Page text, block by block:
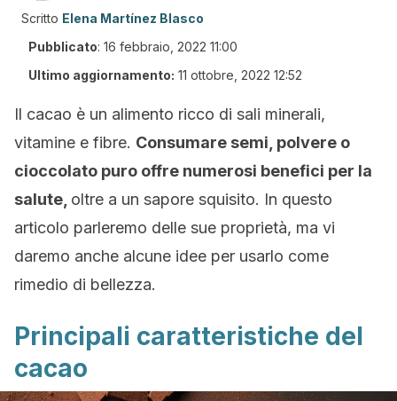
Scritto Elena Martínez Blasco
Pubblicato: 16 febbraio, 2022 11:00
Ultimo aggiornamento: 11 ottobre, 2022 12:52
Il cacao è un alimento ricco di sali minerali,
vitamine e fibre. Consumare semi, polvere o
cioccolato puro offre numerosi benefici per la
salute, oltre a un sapore squisito. In questo
articolo parleremo delle sue proprietà, ma vi
daremo anche alcune idee per usarlo come
rimedio di bellezza.
Principali caratteristiche del
cacao